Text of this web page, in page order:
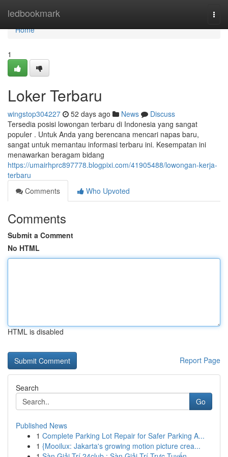
ledbookmark
Home
Home
1
Loker Terbaru
wingstop304227 52 days ago News
Discuss
Tersedia posisi lowongan terbaru di Indonesia yang sangat
populer . Untuk Anda yang berencana mencari napas baru,
sangat untuk memantau informasi terbaru ini. Kesempatan ini
menawarkan beragam bidang
https://umairhprc897778.blogpixi.com/41905488/lowongan-kerja-
terbaru
Comments
Who Upvoted
Comments
Submit a Comment
No HTML
HTML is disabled
Report Page
Search
Go
Published News
1 Complete Parking Lot Repair for Safer Parking A...
1 {Mooilux: Jakarta's growing motion picture crea...